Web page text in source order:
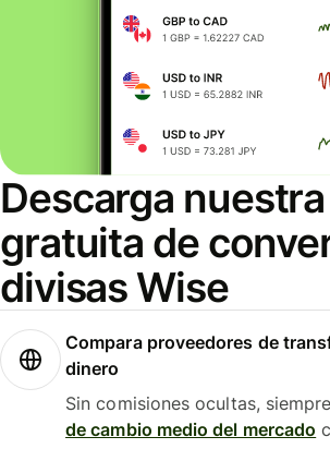
Descarga
gratuita de
divisas Wise
Compara proveedores de
dinero
Sin comisiones ocultas,
de cambio medio del mercado